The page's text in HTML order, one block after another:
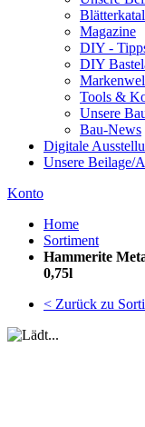
Magazine
DIY -
DIY
Tools &
Unsere
Bau-News
Digitale
Unsere Beilage/
Konto
Home
Sortiment
Hammerite
0,75l
< Zurück zu